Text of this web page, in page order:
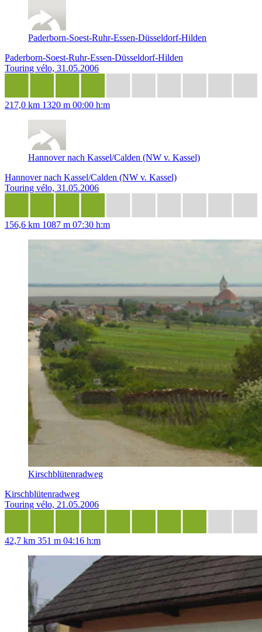
Paderborn-Soest-Ruhr-Essen-Düsseldorf-Hilden
Paderborn-Soest-Ruhr-Essen-Düsseldorf-Hilden
Touring vélo, 31.05.2006
217,0 km 1320 m 00:00 h:m
Hannover nach Kassel/Calden (NW v. Kassel)
Hannover nach Kassel/Calden (NW v. Kassel)
Touring vélo, 31.05.2006
156,6 km 1087 m 07:30 h:m
Kirschblütenradweg
Kirschblütenradweg
Touring vélo, 21.05.2006
42,7 km 351 m 04:16 h:m